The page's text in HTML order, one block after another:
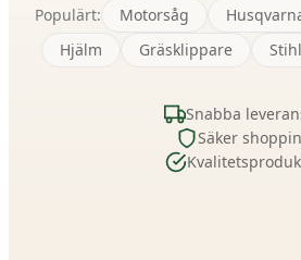
Populärt: Motorsåg
Hjälm
Gräsklippare Stihl
Snabba
Säker